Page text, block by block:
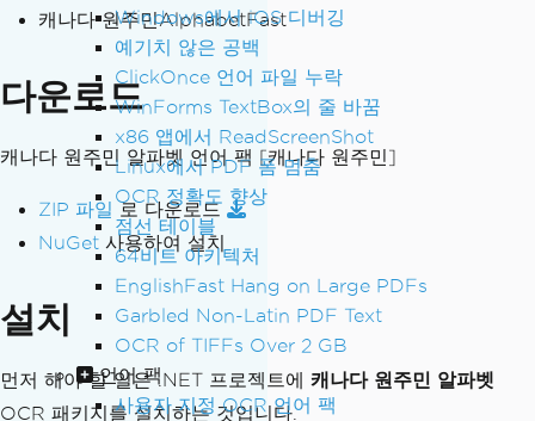
Windows에서 iOS 디버깅
예기치 않은 공백
ClickOnce 언어 파일 누락
WinForms TextBox의 줄 바꿈
x86 앱에서 ReadScreenShot
Linux에서 PDF 폼 멈춤
OCR 정확도 향상
점선 테이블
64비트 아키텍처
EnglishFast Hang on Large PDFs
Garbled Non-Latin PDF Text
OCR of TIFFs Over 2 GB
언어 팩
사용자 지정 OCR 언어 팩
캐나다 원주민AlphabetFast
다운로드
캐나다 원주민 알파벳 언어 팩 [캐나다 원주민]
ZIP 파일 로 다운로드
NuGet 사용하여 설치
설치
먼저 해야 할 일은 .NET 프로젝트에 캐나다 원주민 알파벳
OCR 패키지를 설치하는 것입니다.